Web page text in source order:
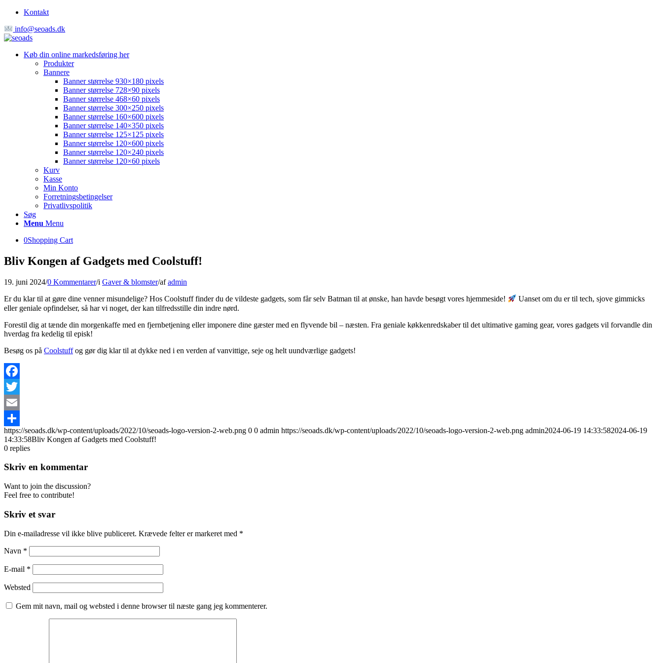
Kontakt
info@seoads.dk
Køb din online markedsføring her
Produkter
Bannere
Banner størrelse 930×180 pixels
Banner størrelse 728×90 pixels
Banner størrelse 468×60 pixels
Banner størrelse 300×250 pixels
Banner størrelse 160×600 pixels
Banner størrelse 140×350 pixels
Banner størrelse 125×125 pixels
Banner størrelse 120×600 pixels
Banner størrelse 120×240 pixels
Banner størrelse 120×60 pixels
Kurv
Kasse
Min Konto
Forretningsbetingelser
Privatlivspolitik
Søg
Menu Menu
0Shopping Cart
Bliv Kongen af Gadgets med Coolstuff!
19. juni 2024/0 Kommentarer/i Gaver & blomster/afadmin
Er du klar til at gøre dine venner misundelige? Hos Coolstuff finder du de vildeste gadgets, som får selv Batman til at ønske, han havde besøgt vores hjemmeside!
Uanset om du er til tech, sjove gimmicks
eller geniale opfindelser, så har vi noget, der kan tilfredsstille din indre nørd.
Forestil dig at tænde din morgenkaffe med en fjernbetjening eller imponere dine gæster med en flyvende bil – næsten. Fra geniale køkkenredskaber til det ultimative gaming gear, vores gadgets vil forvandle din
hverdag fra kedelig til episk!
Besøg os på Coolstuffog gør dig klar til at dykke ned i en verden af vanvittige, seje og helt uundværlige gadgets!
Facebook
Twitter
Email
Share
https://seoads.dk/wp-content/uploads/2022/10/seoads-logo-version-2-web.png 0 0 admin https://seoads.dk/wp-content/uploads/2022/10/seoads-logo-version-2-web.png admin2024-06-19 14:33:582024-06-19
14:33:58Bliv Kongen af Gadgets med Coolstuff!
0 replies
Skriv en kommentar
Want to join the discussion?
Feel free to contribute!
Skriv et svar
Din e-mailadresse vil ikke blive publiceret. Krævede felter er markeret med *
Navn *
E-mail *
Websted
Gem mit navn, mail og websted i denne browser til næste gang jeg kommenterer.